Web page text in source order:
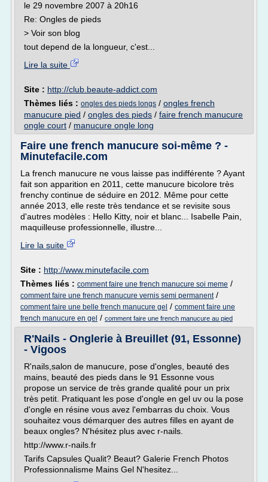
le 29 novembre 2007 à 20h16
Re: Ongles de pieds
> Voir son blog
tout depend de la longueur, c'est...
Lire la suite
Site : http://club.beaute-addict.com
Thèmes liés : ongles des pieds longs / ongles french
manucure pied / ongles des pieds / faire french manucure
ongle court / manucure ongle long
Faire une french manucure soi-même ? -
Minutefacile.com
La french manucure ne vous laisse pas indifférente ? Ayant
fait son apparition en 2011, cette manucure bicolore très
frenchy continue de séduire en 2012. Même pour cette
année 2013, elle reste très tendance et se revisite sous
d'autres modèles : Hello Kitty, noir et blanc... Isabelle Pain,
maquilleuse professionnelle, illustre...
Lire la suite
Site : http://www.minutefacile.com
Thèmes liés : comment faire une french manucure soi meme /
comment faire une french manucure vernis semi permanent/
comment faire une belle french manucure gel / comment faire une
french manucure en gel / comment faire une french manucure au pied
R'Nails - Onglerie à Breuillet (91, Essonne)
- Vigoos
R'nails,salon de manucure, pose d'ongles, beauté des
mains, beauté des pieds dans le 91 Essonne vous
propose un service de très grande qualité pour un prix
très petit. Pratiquant les pose d'ongle en gel uv ou la pose
d'ongle en résine vous avez l'embarras du choix. Vous
souhaitez vous démarquer des autres filles en ayant de
beaux ongles? N'hésitez plus avec r-nails.
http://www.r-nails.fr
Tarifs Capsules Qualit? Beaut? Galerie French Photos
Professionnalisme Mains Gel N'hesitez...